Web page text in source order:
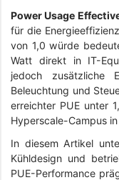
Power Usage
für die
von 1,0 würde
Watt direkt in IT-
jedoch zusätzliche
Beleuchtung und
erreichter PUE unter
Hyperscale-Campus
In diesem Artikel
Kühldesign und
PUE-Performance